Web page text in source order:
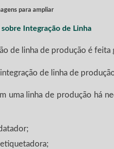
para ampliar
sobre Integração de Linha
de linha de produção é
de linha de
uma linha de produção há